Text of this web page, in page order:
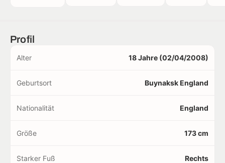
Profil
Alter 18 Jahre (02/04/2008)
Geburtsort Buynaksk England
Nationalität England
Größe 173 cm
Starker Fuß Rechts